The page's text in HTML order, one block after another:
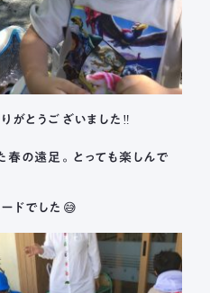
がとうございました‼
春の遠足。とっても楽しんで
ドでした😅